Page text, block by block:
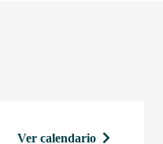
Ver calendario